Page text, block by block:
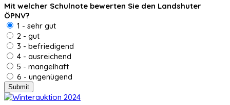
Mit welcher Schulnote bewerten Sie den Landshuter
ÖPNV?
1 - sehr gut
2 - gut
3 - befriedigend
4 - ausreichend
5 - mangelhaft
6 - ungenügend